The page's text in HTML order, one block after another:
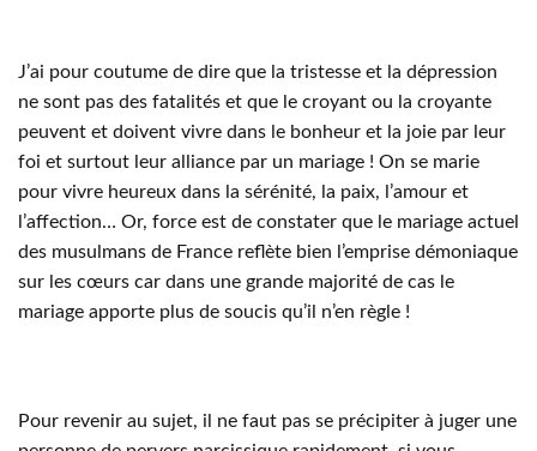
J’ai pour coutume de dire que la tristesse et la dépression
ne sont pas des fatalités et que le croyant ou la croyante
peuvent et doivent vivre dans le bonheur et la joie par leur
foi et surtout leur alliance par un mariage ! On se marie
pour vivre heureux dans la sérénité, la paix, l’amour et
l’affection… Or, force est de constater que le mariage actuel
des musulmans de France reflète bien l’emprise démoniaque
sur les cœurs car dans une grande majorité de cas le
mariage apporte plus de soucis qu’il n’en règle !
Pour revenir au sujet, il ne faut pas se précipiter à juger une